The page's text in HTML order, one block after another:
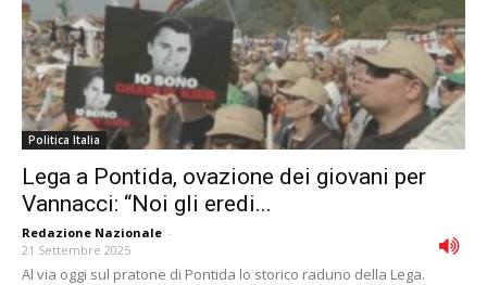
Politica Italia
Lega a Pontida, ovazione dei giovani per
Vannacci: “Noi gli eredi...
Redazione Nazionale -
21 Settembre 2025
Al via oggi sul pratone di Pontida lo storico raduno della Lega.